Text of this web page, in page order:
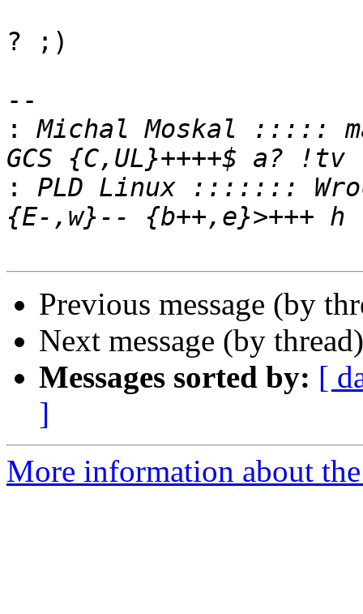
? ;)
--
:
Michal Moskal :::::
:
PLD Linux :::::::
Previous message (by
Next message (by
Messages sorted by: [
]
More information about